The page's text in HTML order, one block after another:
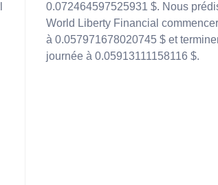
0.072464597525931 $. Nous
World Liberty Financial
à 0.057971678020745 $ et
journée à 0.05913111158116 $.